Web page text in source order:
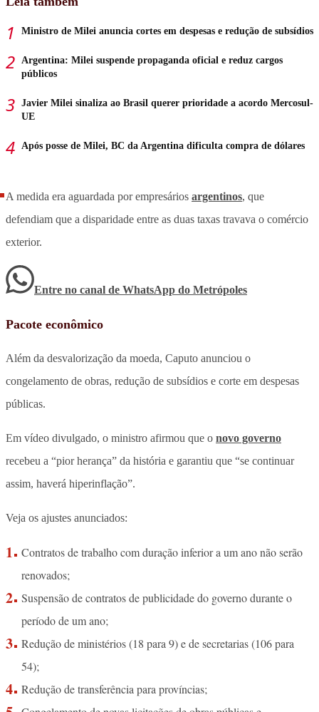
Ministro de Milei anuncia cortes em despesas e redução de subsídios
Argentina: Milei suspende propaganda oficial e reduz cargos
públicos
Javier Milei sinaliza ao Brasil querer prioridade a acordo Mercosul-
UE
Após posse de Milei, BC da Argentina dificulta compra de dólares
A medida era aguardada por empresários argentinos, que
defendiam que a disparidade entre as duas taxas travava o comércio
exterior.
Entre no canal de WhatsApp do Metrópoles
Pacote econômico
Além da desvalorização da moeda, Caputo anunciou o
congelamento de obras, redução de subsídios e corte em despesas
públicas.
Em vídeo divulgado, o ministro afirmou que o novo governo
recebeu a “pior herança” da história e garantiu que “se continuar
assim, haverá hiperinflação”.
Veja os ajustes anunciados:
Contratos de trabalho com duração inferior a um ano não serão
renovados;
Suspensão de contratos de publicidade do governo durante o
período de um ano;
Redução de ministérios (18 para 9) e de secretarias (106 para
54);
Redução de transferência para províncias;